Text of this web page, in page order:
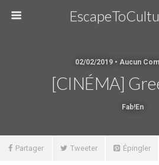
02/02/2019 • Aucun
[CINÉMA]
Fab!en
Partager Tweeter Épingler